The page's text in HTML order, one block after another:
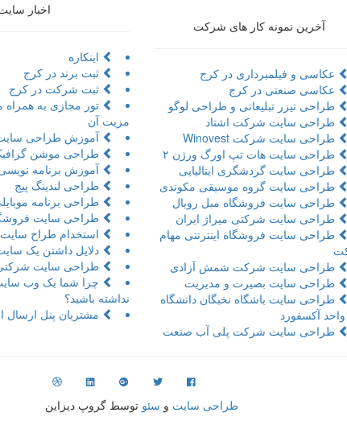
اخبار
اینکاره
ثبت برند در کرج
ثبت شرکت در کرج
مزیت آن
آموزش طراحی
طراحی موشن
آموزش برنامه
طراحی لندینگ پیج
طراحی برنامه
طراحی سایت
استخدام طراح
دلایل داشتن یک
طراحی سایت
چرا شما یک وب
نداشته باشید؟
مشتریان پنل
آخرین نمونه کار های شرکت
عکاسی و فیلمبرداری در کرج
عکاسی صنعتی در کرج
طراحی تیزر تبلیعاتی و طراحی لوگو
طراحی سایت شرکت اشتاد
طراحی سایت شرکت Winovest
طراحی سایت هات تپ اورگ ورژن ۲
طراحی سایت گردشگری ایتالیایی
طراحی سایت گروه موسیقی مکوندی
طراحی سایت فروشگاه مبل رویال
طراحی سایت شرکتی میراژ ایران
طراحی سایت فروشگاه اینترنتی مهام
طراحی سایت شرکت شمش آزادی
طراحی سایت بصیرت و مدیریت
طراحی سایت باشگاه نخبگان دانشگاه
واحد آکسفورد
طراحی سایت شرکت پلی آب صنعت
طراحی سایت و سئو توسط گروپ دیزاین